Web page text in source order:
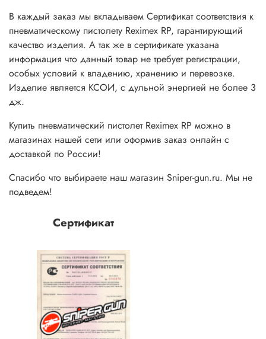
В каждый заказ мы вкладываем Сертификат соответствия к
пневматическому пистолету Reximex RP, гарантирующий
качество изделия. А так же в сертификате указана
информация что данный товар не требует регистрации,
особых условий к владению, хранению и перевозке.
Изделие является КСОИ, с дульной энергией не более 3
дж.
Купить пневматический пистолет Reximex RP можно в
магазинах нашей сети или оформив заказ онлайн с
доставкой по России!
Спасибо что выбираете наш магазин Sniper-gun.ru. Мы не
подведем!
Сертификат